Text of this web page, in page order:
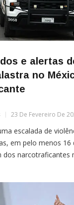
e alertas
no
23 De Fevereiro De
escalada de
em pelo menos 16
narcotraficantes
do […]